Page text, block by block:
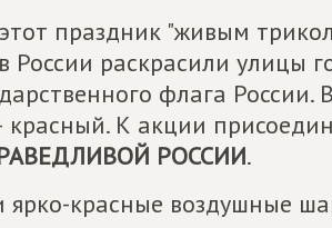
праздник "живым
России раскрасили улицы
флага России.
красный. К акции
РОССИИ.
красные воздушные